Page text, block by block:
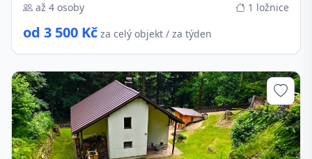
až 4 osoby
1 ložnice
od 3 500 Kč za celý objekt / za týden